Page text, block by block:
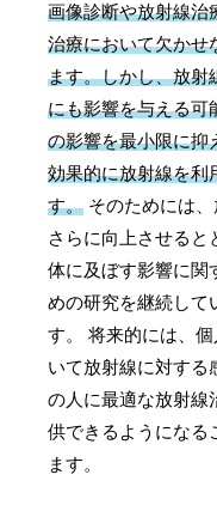
画像診断や放射線治
治療において欠かせ
ます。しかし、放射
にも影響を与える可
の影響を最小限に抑
効果的に放射線を利
す。 そのためには
さらに向上させると
体に及ぼす影響に関
めの研究を継続して
す。 将来的には、
いて放射線に対する
の人に最適な放射線
供できるようになる
ます。